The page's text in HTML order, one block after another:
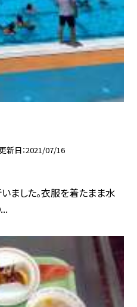
新日 2021/07/16
ました。衣服を着たまま水